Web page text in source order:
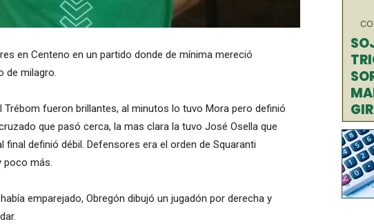
en Centeno en un partido donde de mínima mereció
de milagro.
fueron brillantes, al minutos lo tuvo Mora pero definió
que pasó cerca, la mas clara la tuvo José Osella que
definió débil. Defensores era el orden de Squaranti
poco más.
emparejado, Obregón dibujó un jugadón por derecha y